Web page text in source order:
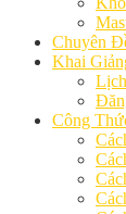
Chuyên
Khai
Công